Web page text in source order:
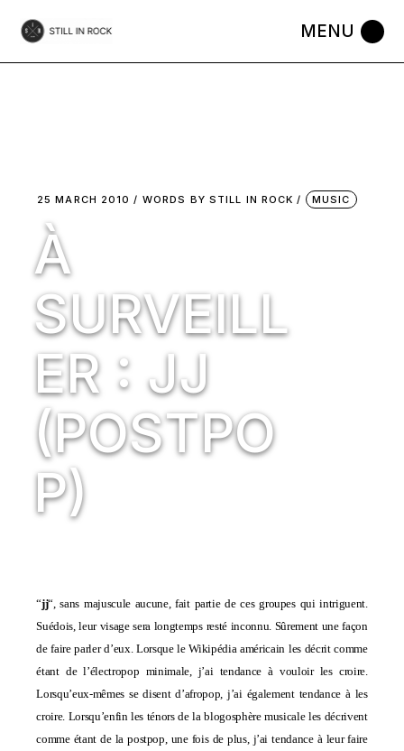
the
25 MARCH 2010 WORDS BY STILL IN ROCK MUSIC
À
SURVEILL
ER : JJ
(POSTPO
P)
“jj“, sans majuscule aucune, fait partie de ces groupes qui intriguent.
Suédois, leur visage sera longtemps resté inconnu. Sûrement une façon
de faire parler d’eux. Lorsque le Wikipédia américain les décrit comme
étant de l’électropop minimale, j’ai tendance à vouloir les croire.
Lorsqu’eux-mêmes se disent d’afropop, j’ai également tendance à les
croire. Lorsqu’enfin les ténors de la blogosphère musicale les décrivent
comme étant de la postpop, une fois de plus, j’ai tendance à leur faire